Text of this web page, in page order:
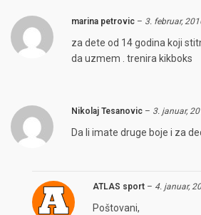
marina petrovic – 3. februar,
za dete od 14 godina koji
da uzmem . trenira kikboks
Nikolaj Tesanovic – 3. januar,
Da li imate druge boje i za
ATLAS sport – 4. januar,
Poštovani,